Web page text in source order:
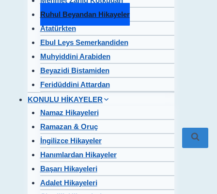
Ruhul Beyandan Hikayeler
Atatürkten
Ebul Leys Semerkandiden
Muhyiddini Arabiden
Beyazidi Bistamiden
Feridüddini Attardan
KONULU HİKAYELER
Namaz Hikayeleri
Ramazan & Oruç
İngilizce Hikayeler
Hanımlardan Hikayeler
Başarı Hikayeleri
Adalet Hikayeleri